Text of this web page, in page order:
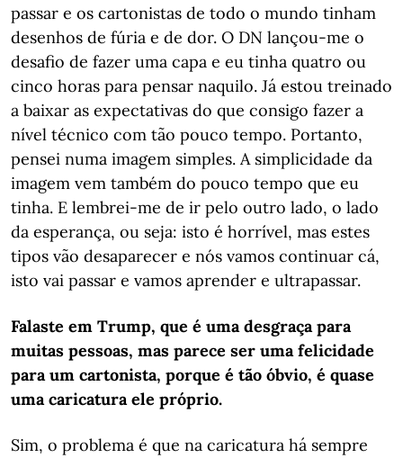
passar e os cartonistas de todo o mundo tinham
desenhos de fúria e de dor. O DN lançou-me o
desafio de fazer uma capa e eu tinha quatro ou
cinco horas para pensar naquilo. Já estou treinado
a baixar as expectativas do que consigo fazer a
nível técnico com tão pouco tempo. Portanto,
pensei numa imagem simples. A simplicidade da
imagem vem também do pouco tempo que eu
tinha. E lembrei-me de ir pelo outro lado, o lado
da esperança, ou seja: isto é horrível, mas estes
tipos vão desaparecer e nós vamos continuar cá,
isto vai passar e vamos aprender e ultrapassar.
Falaste em Trump, que é uma desgraça para
muitas pessoas, mas parece ser uma felicidade
para um cartonista, porque é tão óbvio, é quase
uma caricatura ele próprio.
Sim, o problema é que na caricatura há sempre